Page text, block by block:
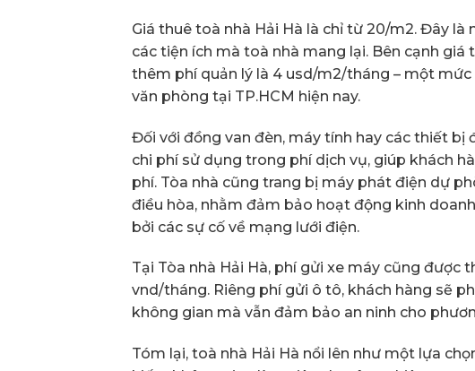
Giá thuê toà nhà Hải Hà là chỉ từ 20/m2. Đây là
các tiện ích mà toà nhà mang lại. Bên cạnh giá
thêm phí quản lý là 4 usd/m2/tháng – một
văn phòng tại TP.HCM hiện nay.
Đối với đồng van đèn, máy tính hay các thiết bị
chi phí sử dụng trong phí dịch vụ, giúp khách
phí. Tòa nhà cũng trang bị máy phát điện dự
điều hòa, nhằm đảm bảo hoạt động kinh
bởi các sự cố về mạng lưới điện.
Tại Tòa nhà Hải Hà, phí gửi xe máy cũng được
vnd/tháng. Riêng phí gửi ô tô, khách hàng sẽ
không gian mà vẫn đảm bảo an ninh cho
Tóm lại, toà nhà Hải Hà nổi lên như một lựa